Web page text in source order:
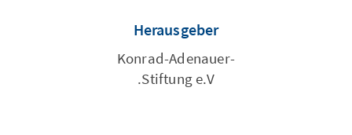
Herausgeber
Konrad-Adenauer-
Stiftung e.V.